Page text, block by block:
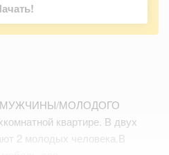
МУЖЧИНЫ/МОЛОДОГО
квартире. В двух
2 молодых человека.В